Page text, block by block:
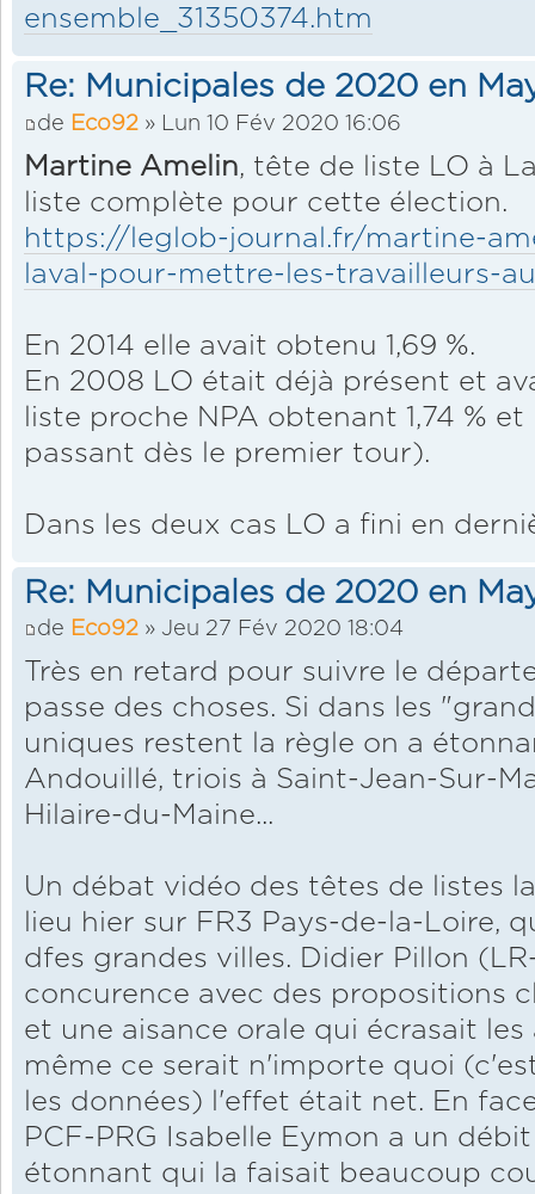
ensemble_31350374.htm
Re: Municipales de 2020 en
de Eco92 » Lun 10 Fév 2020 16:06
Martine Amelin, tête de liste LO à
liste complète pour cette élection.
https://leglob-journal.fr/martine-
laval-pour-mettre-les-travailleurs-
En 2014 elle avait obtenu 1,69 %.
En 2008 LO était déjà présent et
liste proche NPA obtenant 1,74 %
passant dès le premier tour).
Dans les deux cas LO a fini en
Re: Municipales de 2020 en
de Eco92 » Jeu 27 Fév 2020 18:04
Très en retard pour suivre le
passe des choses. Si dans les
uniques restent la règle on a
Andouillé, triois à Saint-Jean-Sur-
Hilaire-du-Maine...
Un débat vidéo des têtes de listes
lieu hier sur FR3 Pays-de-la-Loire,
dfes grandes villes. Didier Pillon
concurence avec des propositions
et une aisance orale qui écrasait
même ce serait n'importe quoi
les données) l'effet était net. En
PCF-PRG Isabelle Eymon a un
étonnant qui la faisait beaucoup